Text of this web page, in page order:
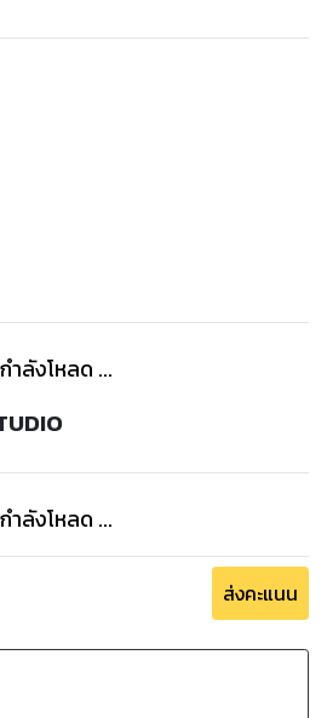
เด็กๆ ได้ง่ายยิ่งขึ้น พร้อมภาพ
องรอบตัวเด็กๆ ช่วยให้เด็กๆ ได้เริ่ม
น
บ MR.B & Honey!!
กำลังโหลด ...
กำลังโหลด ...
ส่งคะแนน